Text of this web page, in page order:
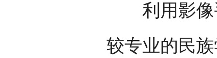
利用影像
较专业的民